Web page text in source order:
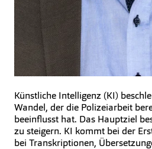
Künstliche Intelligenz (KI)
Wandel, der die Polizeiarbeit
beeinflusst hat. Das Hauptziel
zu steigern. KI kommt bei der
bei Transkriptionen,